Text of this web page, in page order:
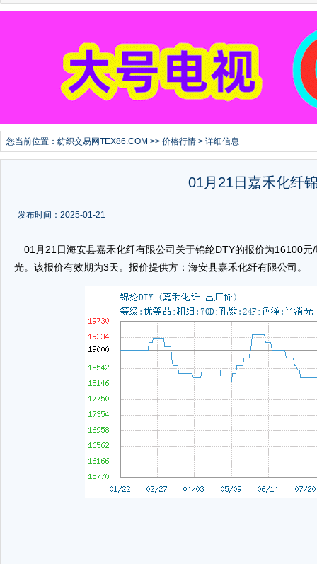
您当前位置： 纺织交易网TEX86.COM >> 价格行情 > 详细信息
01月21日嘉禾化纤
发布时间：2025-01-21
01月21日海安县嘉禾化纤有限公司关于锦纶DTY的报价为16100
光。该报价有效期为3天。报价提供方：海安县嘉禾化纤有限公司。